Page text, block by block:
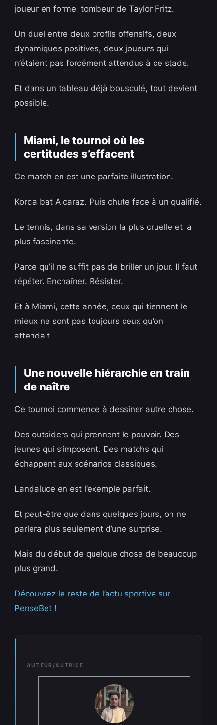
joueur en forme, tombeur de Taylor Fritz.
Un duel entre deux profils offensifs, deux
dynamiques positives, deux joueurs qui
n’étaient pas forcément attendus à ce stade.
Et dans un tableau déjà bousculé, tout devient
possible.
Miami, le tournoi où les
certitudes s’effacent
Ce match en est une parfaite illustration.
Korda bat Alcaraz. Puis chute face à un qualifié.
Le tennis, dans sa version la plus cruelle et la
plus fascinante.
Parce qu’il ne suffit pas de briller un jour. Il faut
répéter. Enchaîner. Résister.
Et à Miami, cette année, ceux qui tiennent le
mieux ne sont pas toujours ceux qu’on
attendait.
Une nouvelle hiérarchie en train
de naître
Ce tournoi commence à dessiner autre chose.
Des outsiders qui prennent le pouvoir. Des
jeunes qui s’imposent. Des matchs qui
échappent aux scénarios classiques.
Landaluce en est l’exemple parfait.
Et peut-être que dans quelques jours, on ne
parlera plus seulement d’une surprise.
Mais du début de quelque chose de beaucoup
plus grand.
Découvrez le reste de l’actu sportive sur
PenseBet !
AUTEUR/AUTRICE